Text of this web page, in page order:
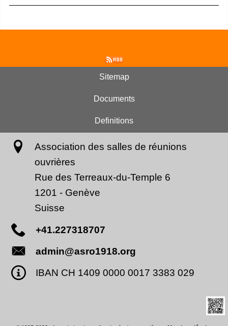
Sitemap
Documents
Definitions
Association des salles de réunions
ouvrières
Rue des Terreaux-du-Temple 6
1201 - Genève
Suisse
+41.227318707
admin@asro1918.org
IBAN CH 1409 0000 0017 3383 029